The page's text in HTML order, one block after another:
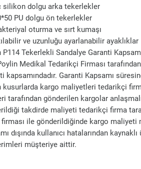
silikon dolgu arka tekerlekler
PU dolgu ön tekerlekler
oturma ve sırt kumaşı
ve uzunluğu ayarlanabilir ayaklıklar
P114 Tekerlekli Sandalye Garanti
Medikal Tedarikçi Firması
kapsamındadır. Garanti Kapsamı
kusurlarda kargo maliyetleri tedarikçi
tarafından gönderilen kargolar
takdirde maliyeti tedarikçi firma
firması ile gönderildiğinde kargo maliyeti
dışında kullanıcı hatalarından
müşteriye aittir.